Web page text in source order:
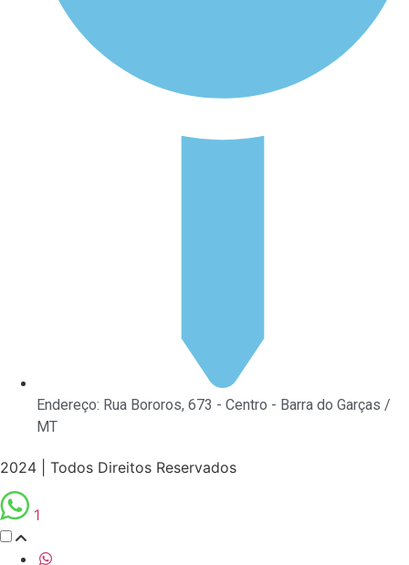
Endereço: Rua Bororos, 673 - Centro - Barra do Garças /
MT
2024 | Todos Direitos Reservados
1